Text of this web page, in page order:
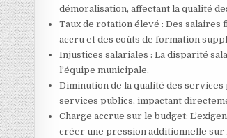
démoralisation, affectant la qualité
Taux de rotation élevé : Des
accru et des coûts de formation
Injustices salariales : La disparité
l’équipe municipale.
Diminution de la qualité des
services publics, impactant
Charge accrue sur le budget:
créer une pression additionnelle sur